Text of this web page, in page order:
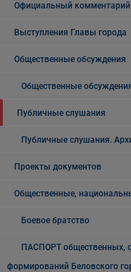
Официальный комментарий
Выступления Главы города
Общественные обсуждения
Общественные
Публичные слушания
Публичные слушания.
Проекты документов
Общественные,
Боевое братство
ПАСПОРТ общественных,
формирований Беловского